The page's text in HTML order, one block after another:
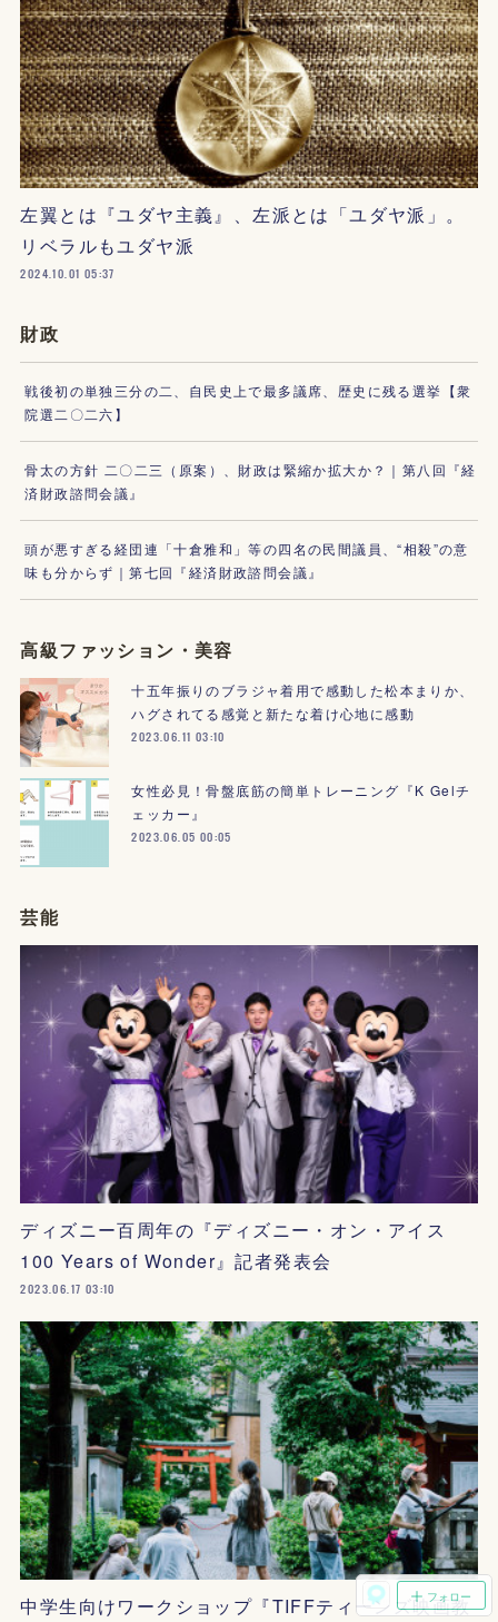
左翼とは『ユダヤ主義』、左派とは「ユダヤ派」。
リベラルもユダヤ派
2024.10.01 05:37
財政
戦後初の単独三分の二、自民史上で最多議席、歴史に残る選挙【衆
院選二〇二六】
骨太の方針 二〇二三（原案）、財政は緊縮か拡大か？｜第八回『経
済財政諮問会議』
頭が悪すぎる経団連「十倉雅和」等の四名の民間議員、“相殺”の意
味も分からず｜第七回『経済財政諮問会議』
高級ファッション・美容
十五年振りのブラジャ着用で感動した松本まりか、
ハグされてる感覚と新たな着け心地に感動
2023.06.11 03:10
女性必見！骨盤底筋の簡単トレーニング『K Gelチ
ェッカー』
2023.06.05 00:05
芸能
ディズニー百周年の『ディズニー・オン・アイス
100 Years of Wonder』記者発表会
2023.06.17 03:10
中学生向けワークショップ『TIFFティーンズ映画教
フォロー